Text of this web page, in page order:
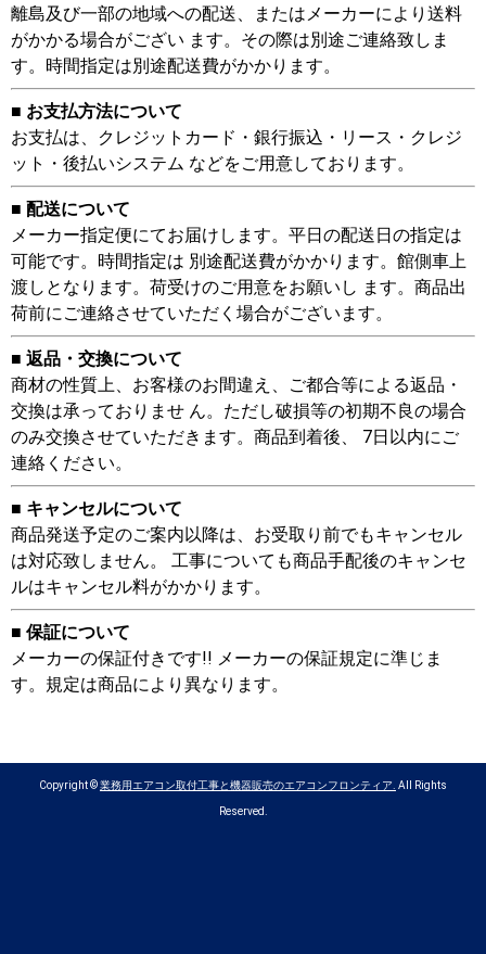
離島及び一部の地域への配送、またはメーカーにより送料
がかかる場合がござい ます。その際は別途ご連絡致しま
す。時間指定は別途配送費がかかります。
■ お支払方法について
お支払は、クレジットカード・銀行振込・リース・クレジ
ット・後払いシステム などをご用意しております。
■ 配送について
メーカー指定便にてお届けします。平日の配送日の指定は
可能です。時間指定は 別途配送費がかかります。館側車上
渡しとなります。荷受けのご用意をお願いし ます。商品出
荷前にご連絡させていただく場合がございます。
■ 返品・交換について
商材の性質上、お客様のお間違え、ご都合等による返品・
交換は承っておりませ ん。ただし破損等の初期不良の場合
のみ交換させていただきます。商品到着後、 7日以内にご
連絡ください。
■ キャンセルについて
商品発送予定のご案内以降は、お受取り前でもキャンセル
は対応致しません。 工事についても商品手配後のキャンセ
ルはキャンセル料がかかります。
■ 保証について
メーカーの保証付きです!! メーカーの保証規定に準じま
す。規定は商品により異なります。
Copyright ©業務用エアコン取付工事と機器販売のエアコンフロンティア. All Rights
Reserved.